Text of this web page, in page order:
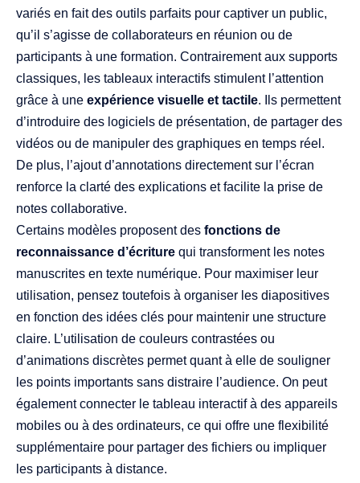
variés en fait des outils parfaits pour captiver un public,
qu’il s’agisse de collaborateurs en réunion ou de
participants à une formation. Contrairement aux supports
classiques, les tableaux interactifs stimulent l’attention
grâce à une expérience visuelle et tactile. Ils permettent
d’introduire des logiciels de présentation, de partager des
vidéos ou de manipuler des graphiques en temps réel.
De plus, l’ajout d’annotations directement sur l’écran
renforce la clarté des explications et facilite la prise de
notes collaborative.
Certains modèles proposent des fonctions de
reconnaissance d’écriture qui transforment les notes
manuscrites en texte numérique. Pour maximiser leur
utilisation, pensez toutefois à organiser les diapositives
en fonction des idées clés pour maintenir une structure
claire. L’utilisation de couleurs contrastées ou
d’animations discrètes permet quant à elle de souligner
les points importants sans distraire l’audience. On peut
également connecter le tableau interactif à des appareils
mobiles ou à des ordinateurs, ce qui offre une flexibilité
supplémentaire pour partager des fichiers ou impliquer
les participants à distance.